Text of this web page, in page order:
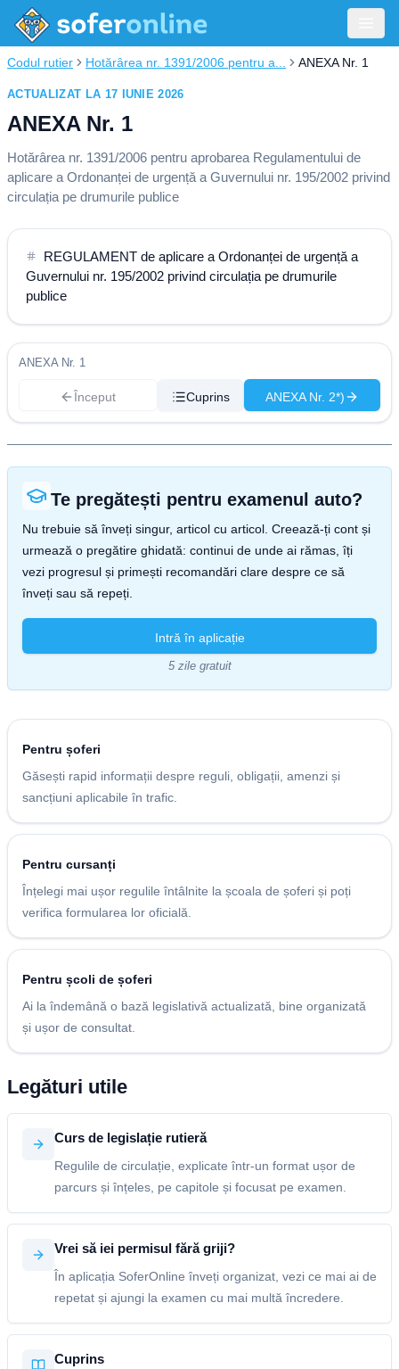
Codul rutier Hotărârea nr. 1391/2006 pentru a... ANEXA Nr. 1
ACTUALIZAT LA 17 IUNIE 2026
ANEXA Nr. 1
Hotărârea nr. 1391/2006 pentru aprobarea Regulamentului de
aplicare a Ordonanței de urgență a Guvernului nr. 195/2002 privind
circulația pe drumurile publice
REGULAMENT de aplicare a Ordonanței de urgență a
Guvernului nr. 195/2002 privind circulația pe drumurile
publice
ANEXA Nr. 1
Început Cuprins ANEXA Nr. 2*)
Te pregătești pentru examenul auto?
Nu trebuie să înveți singur, articol cu articol. Creează-ți cont și
urmează o pregătire ghidată: continui de unde ai rămas, îți
vezi progresul și primești recomandări clare despre ce să
înveți sau să repeți.
Intră în aplicație
5 zile gratuit
Pentru șoferi
Găsești rapid informații despre reguli, obligații, amenzi și
sancțiuni aplicabile în trafic.
Pentru cursanți
Înțelegi mai ușor regulile întâlnite la școala de șoferi și poți
verifica formularea lor oficială.
Pentru școli de șoferi
Ai la îndemână o bază legislativă actualizată, bine organizată
și ușor de consultat.
Legături utile
Curs de legislație rutieră
Regulile de circulație, explicate într-un format ușor de
parcurs și înțeles, pe capitole și focusat pe examen.
Vrei să iei permisul fără griji?
În aplicația SoferOnline înveți organizat, vezi ce mai ai de
repetat și ajungi la examen cu mai multă încredere.
Cuprins